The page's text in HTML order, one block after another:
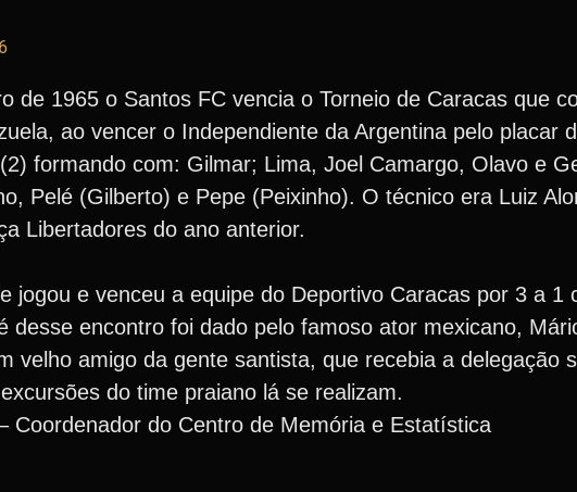
de 1965 o Santos FC vencia o Torneio de Caracas que
ao vencer o Independiente da Argentina pelo placar
formando com: Gilmar; Lima, Joel Camargo, Olavo e
Pelé (Gilberto) e Pepe (Peixinho). O técnico era Luiz
Libertadores do ano anterior.
jogou e venceu a equipe do Deportivo Caracas por 3 a 1
desse encontro foi dado pelo famoso ator mexicano,
velho amigo da gente santista, que recebia a delegação
do time praiano lá se realizam.
Coordenador do Centro de Memória e Estatística